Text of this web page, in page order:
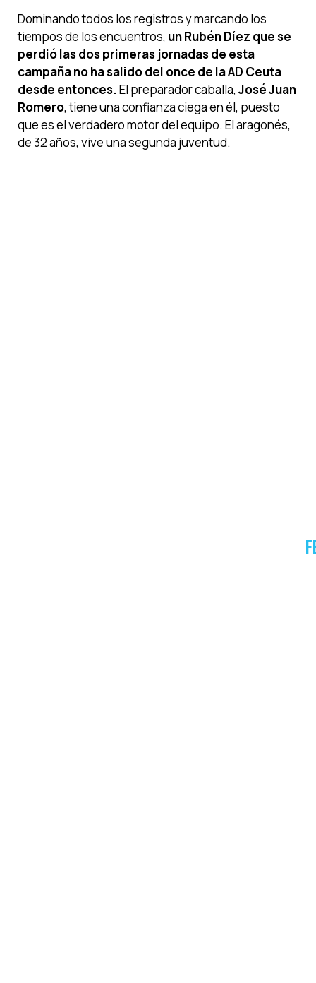
Dominando todos los registros y marcando los
tiempos de los encuentros, un Rubén Díez que se
perdió las dos primeras jornadas de esta
campaña no ha salido del once de la AD Ceuta
desde entonces.El preparador caballa, José Juan
Romero, tiene una confianza ciega en él, puesto
que es el verdadero motor del equipo. El aragonés,
de 32 años, vive una segunda juventud.